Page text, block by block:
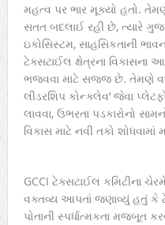
મહત્વ પર ભાર મૂક્યો હતો.
સતત બદલાઈ રહી છે, ત્યારે
ઇકોસિસ્ટમ, સાહસિકતાની
ટેક્સટાઈલ ક્ષેત્રના વિકાસના
ભજવવા માટે સજ્જ છે. તેમણે
લીડરશિપ કોન્ક્લેવ’ જેવા
લાવવા, ઉભરતા પડકારોનો
વિકાસ માટે નવી તકો
GCCI ટેક્સટાઈલ કમિટીના
વક્તવ્ય આપતાં જણાવ્યું હતું કે
પોતાની સ્પર્ધાત્મકતા મજબૂત